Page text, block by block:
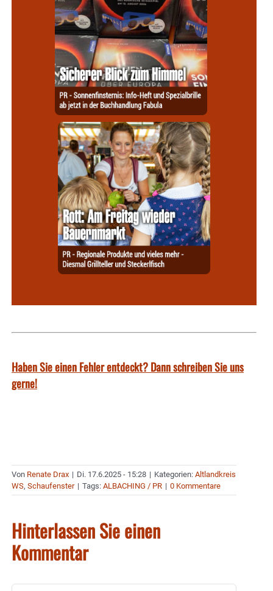
Haben Sie einen Fehler entdeckt? Dann schreiben Sie uns
gerne!
Von Renate Drax | Di. 17.6.2025 - 15:28 | Kategorien: Altlandkreis
WS, Schaufenster | Tags: ALBACHING / PR | 0 Kommentare
Hinterlassen Sie einen
Kommentar